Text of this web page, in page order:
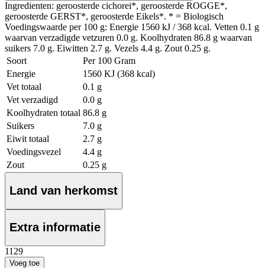
Ingredienten: geroosterde cichorei*, geroosterde ROGGE*,
geroosterde GERST*, geroosterde Eikels*. * = Biologisch
Voedingswaarde per 100 g: Energie 1560 kJ / 368 kcal. Vetten 0.1 g
waarvan verzadigde vetzuren 0.0 g. Koolhydraten 86.8 g waarvan
suikers 7.0 g. Eiwitten 2.7 g. Vezels 4.4 g. Zout 0.25 g.
Soort
Per 100 Gram
Energie
1560 KJ (368 kcal)
Vet totaal
0.1 g
Vet verzadigd
0.0 g
Koolhydraten totaal 86.8 g
Suikers
7.0 g
Eiwit totaal
2.7 g
Voedingsvezel
4.4 g
Zout
0.25 g
Land van herkomst
Extra informatie
11 29
Voeg toe